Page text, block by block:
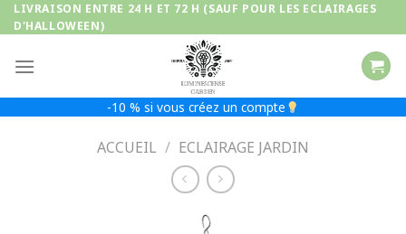
Passer
au
LIVRAISON ENTRE 24 H ET 72 H (SAUF POUR LES ECLAIRAGES
D'HALLOWEEN)
-10 % si vous créez un compte
ACCUEIL / ECLAIRAGE JARDIN